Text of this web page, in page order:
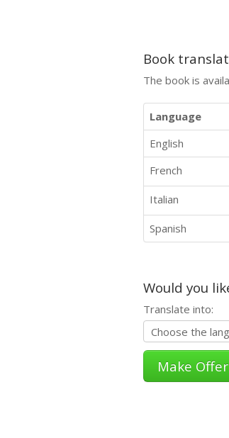
Book
The book is
Language
English
French
Italian
Spanish
Would you
Translate into: